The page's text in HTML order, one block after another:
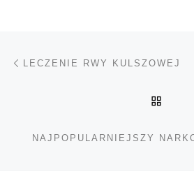
Nawigacja wpisu
LECZENIE RWY KULSZOWEJ
NAJPOPULARNIEJSZY